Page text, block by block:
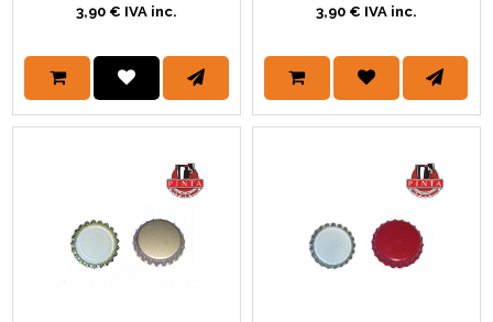
3,90 € IVA inc.
3,90 € IVA inc.